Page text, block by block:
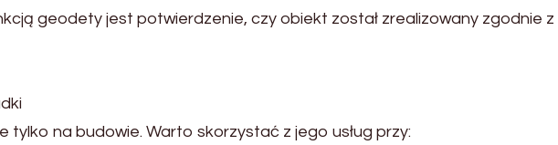
geodety jest potwierdzenie, czy obiekt został zrealizowany zgodnie z
tylko na budowie. Warto skorzystać z jego usług przy: